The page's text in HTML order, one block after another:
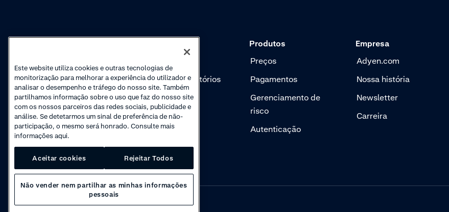
Atualizações de
produto
Vídeos introdutórios
'Como'
Produtos
Preços
Pagamentos
Gerenciamento de
risco
Autenticação
Empresa
Adyen.com
Nossa história
Newsletter
Carreira
Privacy · Cookies · Disclaimer ·© 2026 Adyen
Este website utiliza cookies e outras tecnologias de
monitorização para melhorar a experiência do utilizador e
analisar o desempenho e tráfego do nosso site. Também
partilhamos informação sobre o uso que faz do nosso site
com os nossos parceiros das redes sociais, publicidade e
análise. Se detetarmos um sinal de preferência de não-
participação, o mesmo será honrado. Consulte mais
informações aqui.
Aceitar cookies Rejeitar Todos
Não vender nem partilhar as minhas informações
pessoais